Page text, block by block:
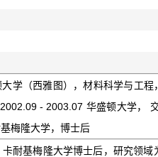
学（西雅图），材料科学与工
- 2003.07 华盛顿大学，
梅隆大学，博士后
耐基梅隆大学博士后，研究领